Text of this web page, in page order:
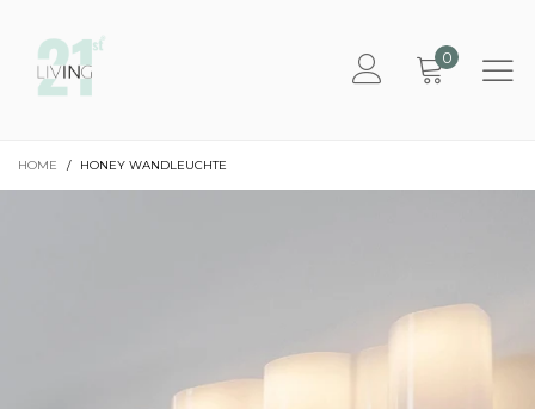
0
HOME / HONEY WANDLEUCHTE